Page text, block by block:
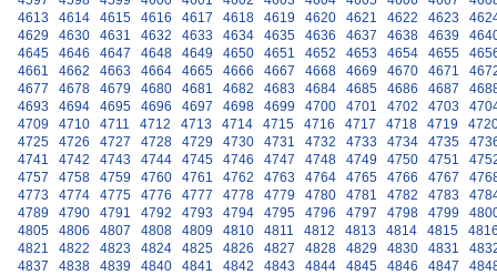
4613
4614 4615 4616 4617 4618 4619 4620 4621 4622 4623
4629
4630 4631 4632 4633 4634 4635 4636 4637 4638 4639
4645
4646 4647 4648 4649 4650 4651 4652 4653 4654 4655
4661
4662 4663 4664 4665 4666 4667 4668 4669 4670 4671
4677
4678 4679 4680 4681 4682 4683 4684 4685 4686 4687
4693
4694 4695 4696 4697 4698 4699 4700 4701 4702 4703
4709
4710 4711 4712 4713 4714 4715 4716 4717 4718 4719
4725
4726 4727 4728 4729 4730 4731 4732 4733 4734 4735
4741
4742 4743 4744 4745 4746 4747 4748 4749 4750 4751
4757
4758 4759 4760 4761 4762 4763 4764 4765 4766 4767
4773
4774 4775 4776 4777 4778 4779 4780 4781 4782 4783
4789
4790 4791 4792 4793 4794 4795 4796 4797 4798 4799
4805
4806 4807 4808 4809 4810 4811 4812 4813 4814 4815
4821
4822 4823 4824 4825 4826 4827 4828 4829 4830 4831
4837
4838 4839 4840 4841 4842 4843 4844 4845 4846 4847